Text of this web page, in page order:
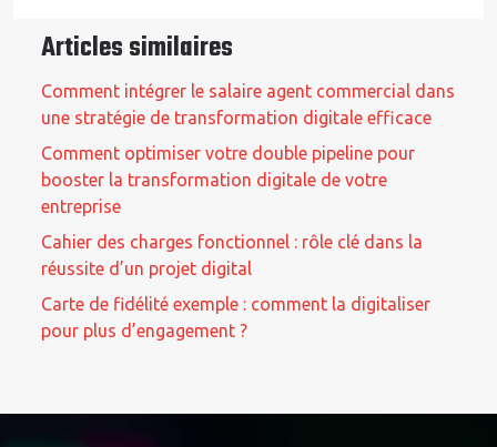
Articles similaires
Comment intégrer le salaire agent commercial dans
une stratégie de transformation digitale efficace
Comment optimiser votre double pipeline pour
booster la transformation digitale de votre
entreprise
Cahier des charges fonctionnel : rôle clé dans la
réussite d’un projet digital
Carte de fidélité exemple : comment la digitaliser
pour plus d’engagement ?